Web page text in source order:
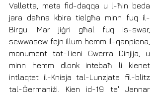
Valletta, meta fid-daqqa u l-ħin beda
jara daħna kbira tielgħa minn fuq il-
Birgu. Mar jiġri għal fuq is-swar,
sewwasew fejn illum hemm il-qanpiena,
monument tat-Tieni Gwerra Dinjija, u
minn hemm dlonk intebaħ li kienet
intlaqtet il-Knisja tal-Lunzjata fil-blitz
tal-Ġermaniżi. Kien id-19 ta' Jannar